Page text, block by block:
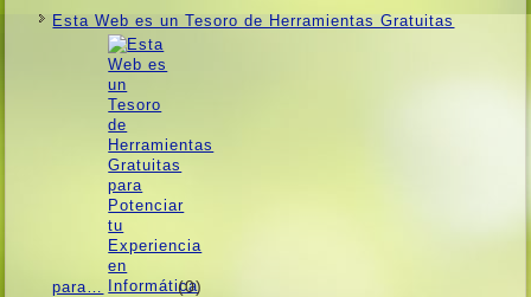
Esta Web es un Tesoro de Herramientas Gratuitas
para… (0)